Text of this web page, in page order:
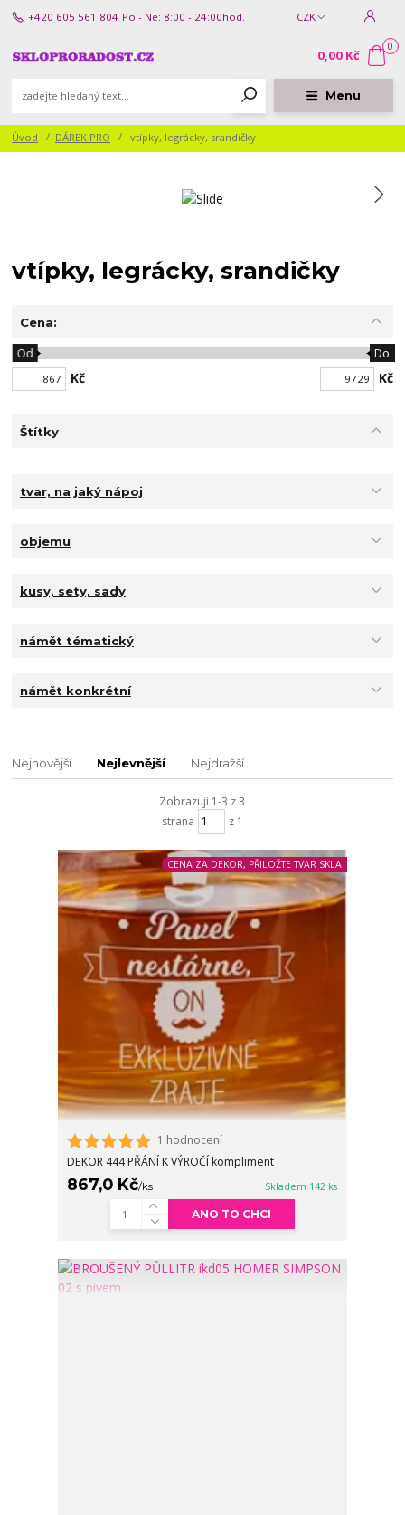
Menu
CZK
+420 605 561 804 Po - Ne: 8:00 - 24:00hod.
0
0,00 Kč
Úvod DÁREK PRO vtípky, legrácky, srandičky
vtípky, legrácky, srandičky
Cena:
Kč
Od Do
Kč
Štítky
tvar, na jaký nápoj
objemu
kusy, sety, sady
námět tématický
námět konkrétní
Nejnovější Nejlevnější Nejdražší
Zobrazuji 1-3 z 3
strana
z 1
CENA ZA DEKOR, PŘILOŽTE TVAR SKLA
1 hodnocení
DEKOR 444 PŘÁNÍ K VÝROČÍ kompliment
867,0 Kč/ks Skladem 142 ks
ANO TO CHCI